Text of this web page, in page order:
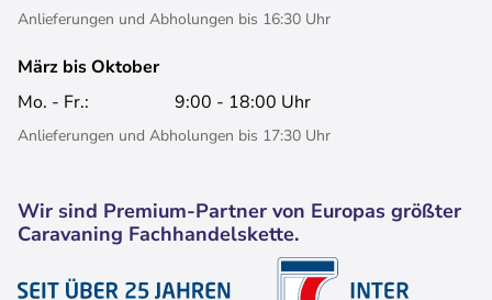
Anlieferungen und Abholungen bis 16:30 Uhr
März bis Oktober
Anlieferungen und Abholungen bis 17:30 Uhr
Mo. - Fr.: 9:00 - 18:00 Uhr
Wir sind Premium-Partner von Europas größter
Caravaning Fachhandelskette.